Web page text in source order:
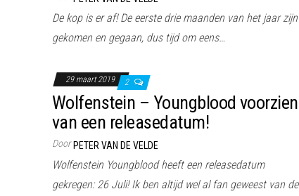
De kop is er af! De eerste drie maanden van het jaar zijn
gekomen en gegaan, dus tijd om eens…
29 maart 2019 2
Wolfenstein – Youngblood voorzien
van een releasedatum!
Door PETER VAN DE VELDE
Wolfenstein Youngblood heeft een releasedatum
gekregen: 26 Juli! Ik ben altijd wel al fan geweest van de